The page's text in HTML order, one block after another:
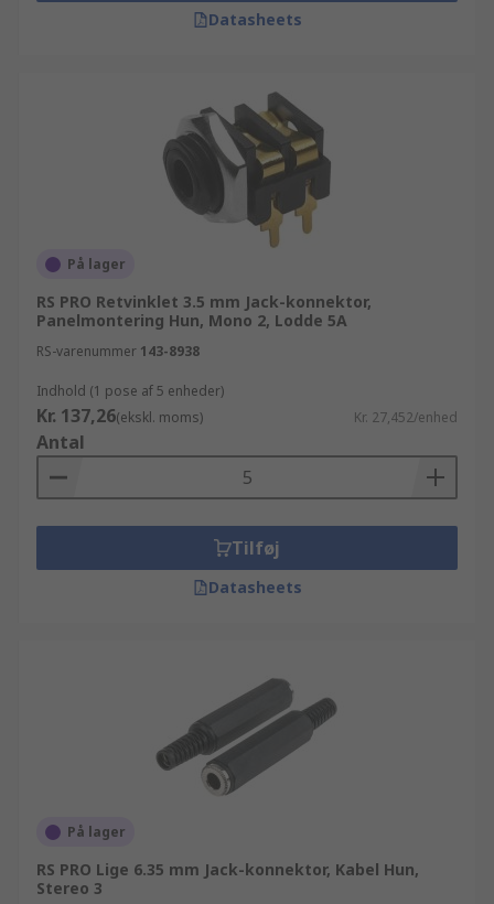
Datasheets
På lager
RS PRO Retvinklet 3.5 mm Jack-konnektor,
Panelmontering Hun, Mono 2, Lodde 5A
RS-varenummer 143-8938
Indhold (1 pose af 5 enheder)
Kr. 137,26(ekskl. moms) Kr. 27,452/enhed
Antal
Tilføj
Datasheets
På lager
RS PRO Lige 6.35 mm Jack-konnektor, Kabel Hun,
Stereo 3